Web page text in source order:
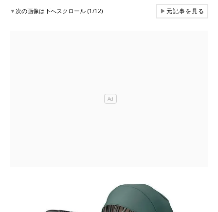
▼次の画像は下へスクロール (1/12) ▶元記事を見る